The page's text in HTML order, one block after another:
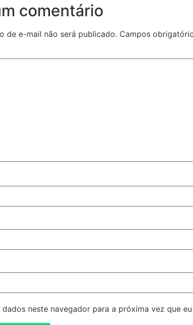
comentário
de e-mail não será publicado. Campos
dados neste navegador para a próxima vez que